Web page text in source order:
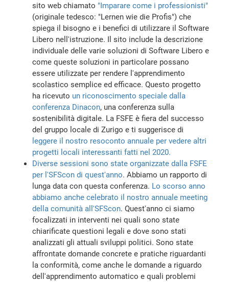
sito web chiamato "Imparare come i professionisti"
(originale tedesco: "Lernen wie die Profis") che
spiega il bisogno e i benefici di utilizzare il Software
Libero nell'istruzione. Il sito include la descrizione
individuale delle varie soluzioni di Software Libero e
come queste soluzioni in particolare possano
essere utilizzate per rendere l'apprendimento
scolastico semplice ed efficace. Questo progetto
ha ricevuto un riconoscimento speciale dalla
conferenza Dinacon, una conferenza sulla
sostenibilità digitale. La FSFE è fiera del successo
del gruppo locale di Zurigo e ti suggerisce di
leggere il nostro resoconto annuale per vedere altri
progetti locali interessanti fatti nel 2020.
Diverse sessioni sono state organizzate dalla FSFE
per l'SFScon di quest'anno. Abbiamo un rapporto di
lunga data con questa conferenza. Lo scorso anno
abbiamo anche celebrato il nostro annuale meeting
della comunità all'SFScon. Quest'anno ci siamo
focalizzati in interventi nei quali sono state
chiarificate questioni legali e dove sono stati
analizzati gli attuali sviluppi politici. Sono state
affrontate domande concrete e pratiche riguardanti
la conformità, come anche le domande a riguardo
dell'apprendimento automatico e quali problemi